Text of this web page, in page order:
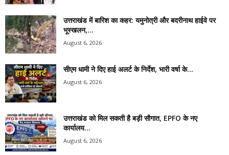
उत्तराखंड में बारिश का कहर: यमुनोत्री और बदरीनाथ हाईवे पर
भूस्खलन,...
August 6, 2026
सीएम धामी ने दिए हाई अलर्ट के निर्देश, भारी वर्षा के...
August 6, 2026
उत्तराखंड को मिल सकती है बड़ी सौगात, EPFO के नए
कार्यालय...
August 6, 2026